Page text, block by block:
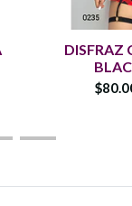
DISFRAZ